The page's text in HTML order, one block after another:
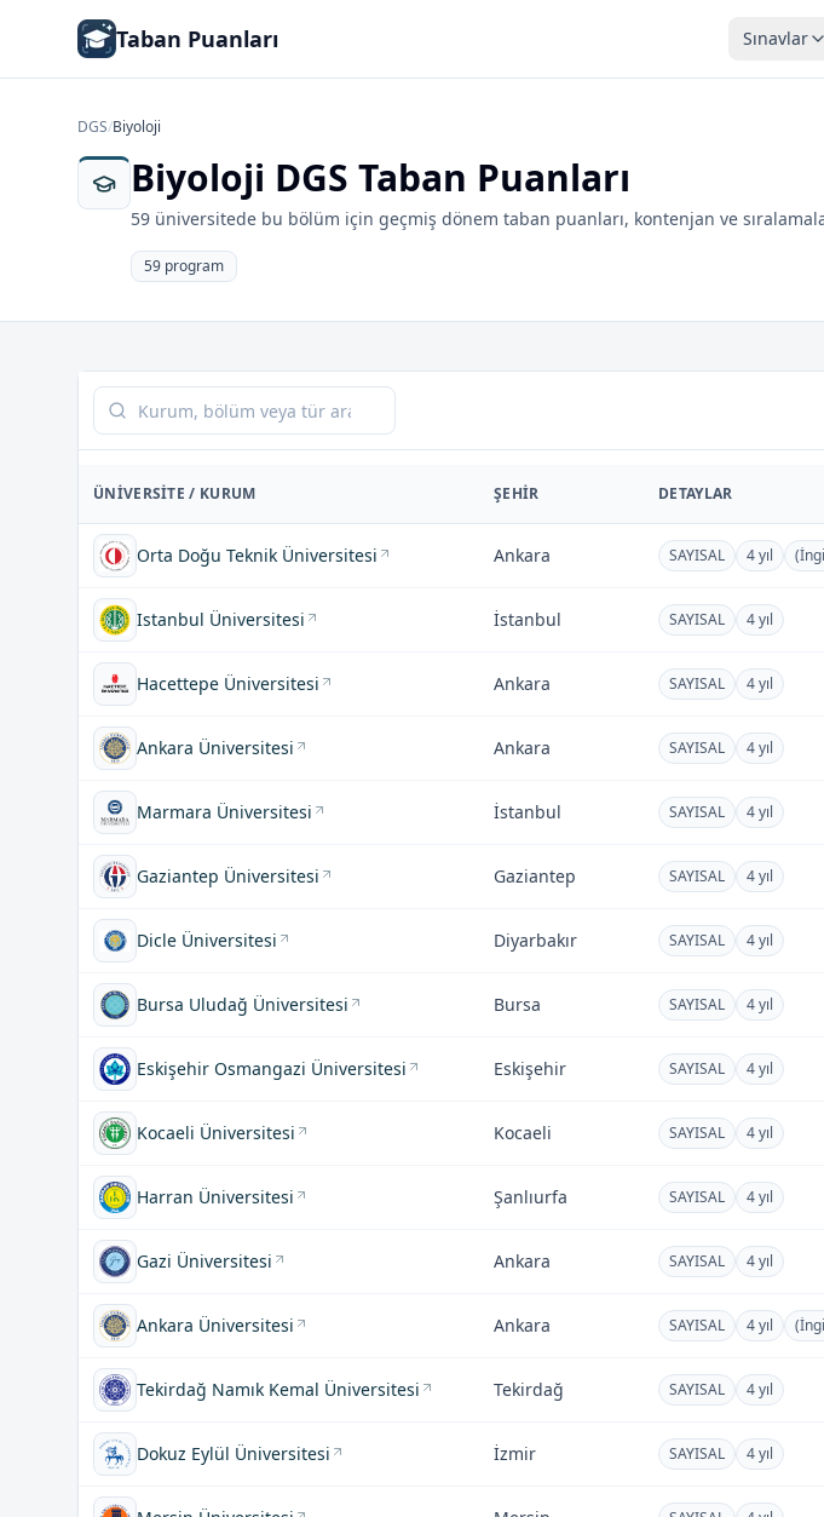
Taban Puanları Sınavlar
DGS/Biyoloji
Biyoloji DGS Taban Puanları
59 üniversitede bu bölüm için geçmiş dönem taban puanları, kontenjan ve
59 program
Tabloda ara
ÜNIVERSITE / KURUM ŞEHIR DETAYLAR
Orta Doğu Teknik Üniversitesi Ankara SAYISAL 4 yıl
Istanbul Üniversitesi İstanbul SAYISAL 4 yıl
Hacettepe Üniversitesi Ankara SAYISAL 4 yıl
Ankara Üniversitesi Ankara SAYISAL 4 yıl
Marmara Üniversitesi İstanbul SAYISAL 4 yıl
Gaziantep Üniversitesi Gaziantep SAYISAL 4 yıl
Dicle Üniversitesi Diyarbakır SAYISAL 4 yıl
Bursa Uludağ Üniversitesi Bursa SAYISAL 4 yıl
Eskişehir Osmangazi Üniversitesi Eskişehir SAYISAL 4 yıl
Kocaeli Üniversitesi Kocaeli SAYISAL 4 yıl
Harran Üniversitesi Şanlıurfa SAYISAL 4 yıl
Gazi Üniversitesi Ankara SAYISAL 4 yıl
Ankara Üniversitesi Ankara SAYISAL 4 yıl
Tekirdağ Namık Kemal Üniversitesi Tekirdağ SAYISAL 4 yıl
Dokuz Eylül Üniversitesi İzmir SAYISAL 4 yıl